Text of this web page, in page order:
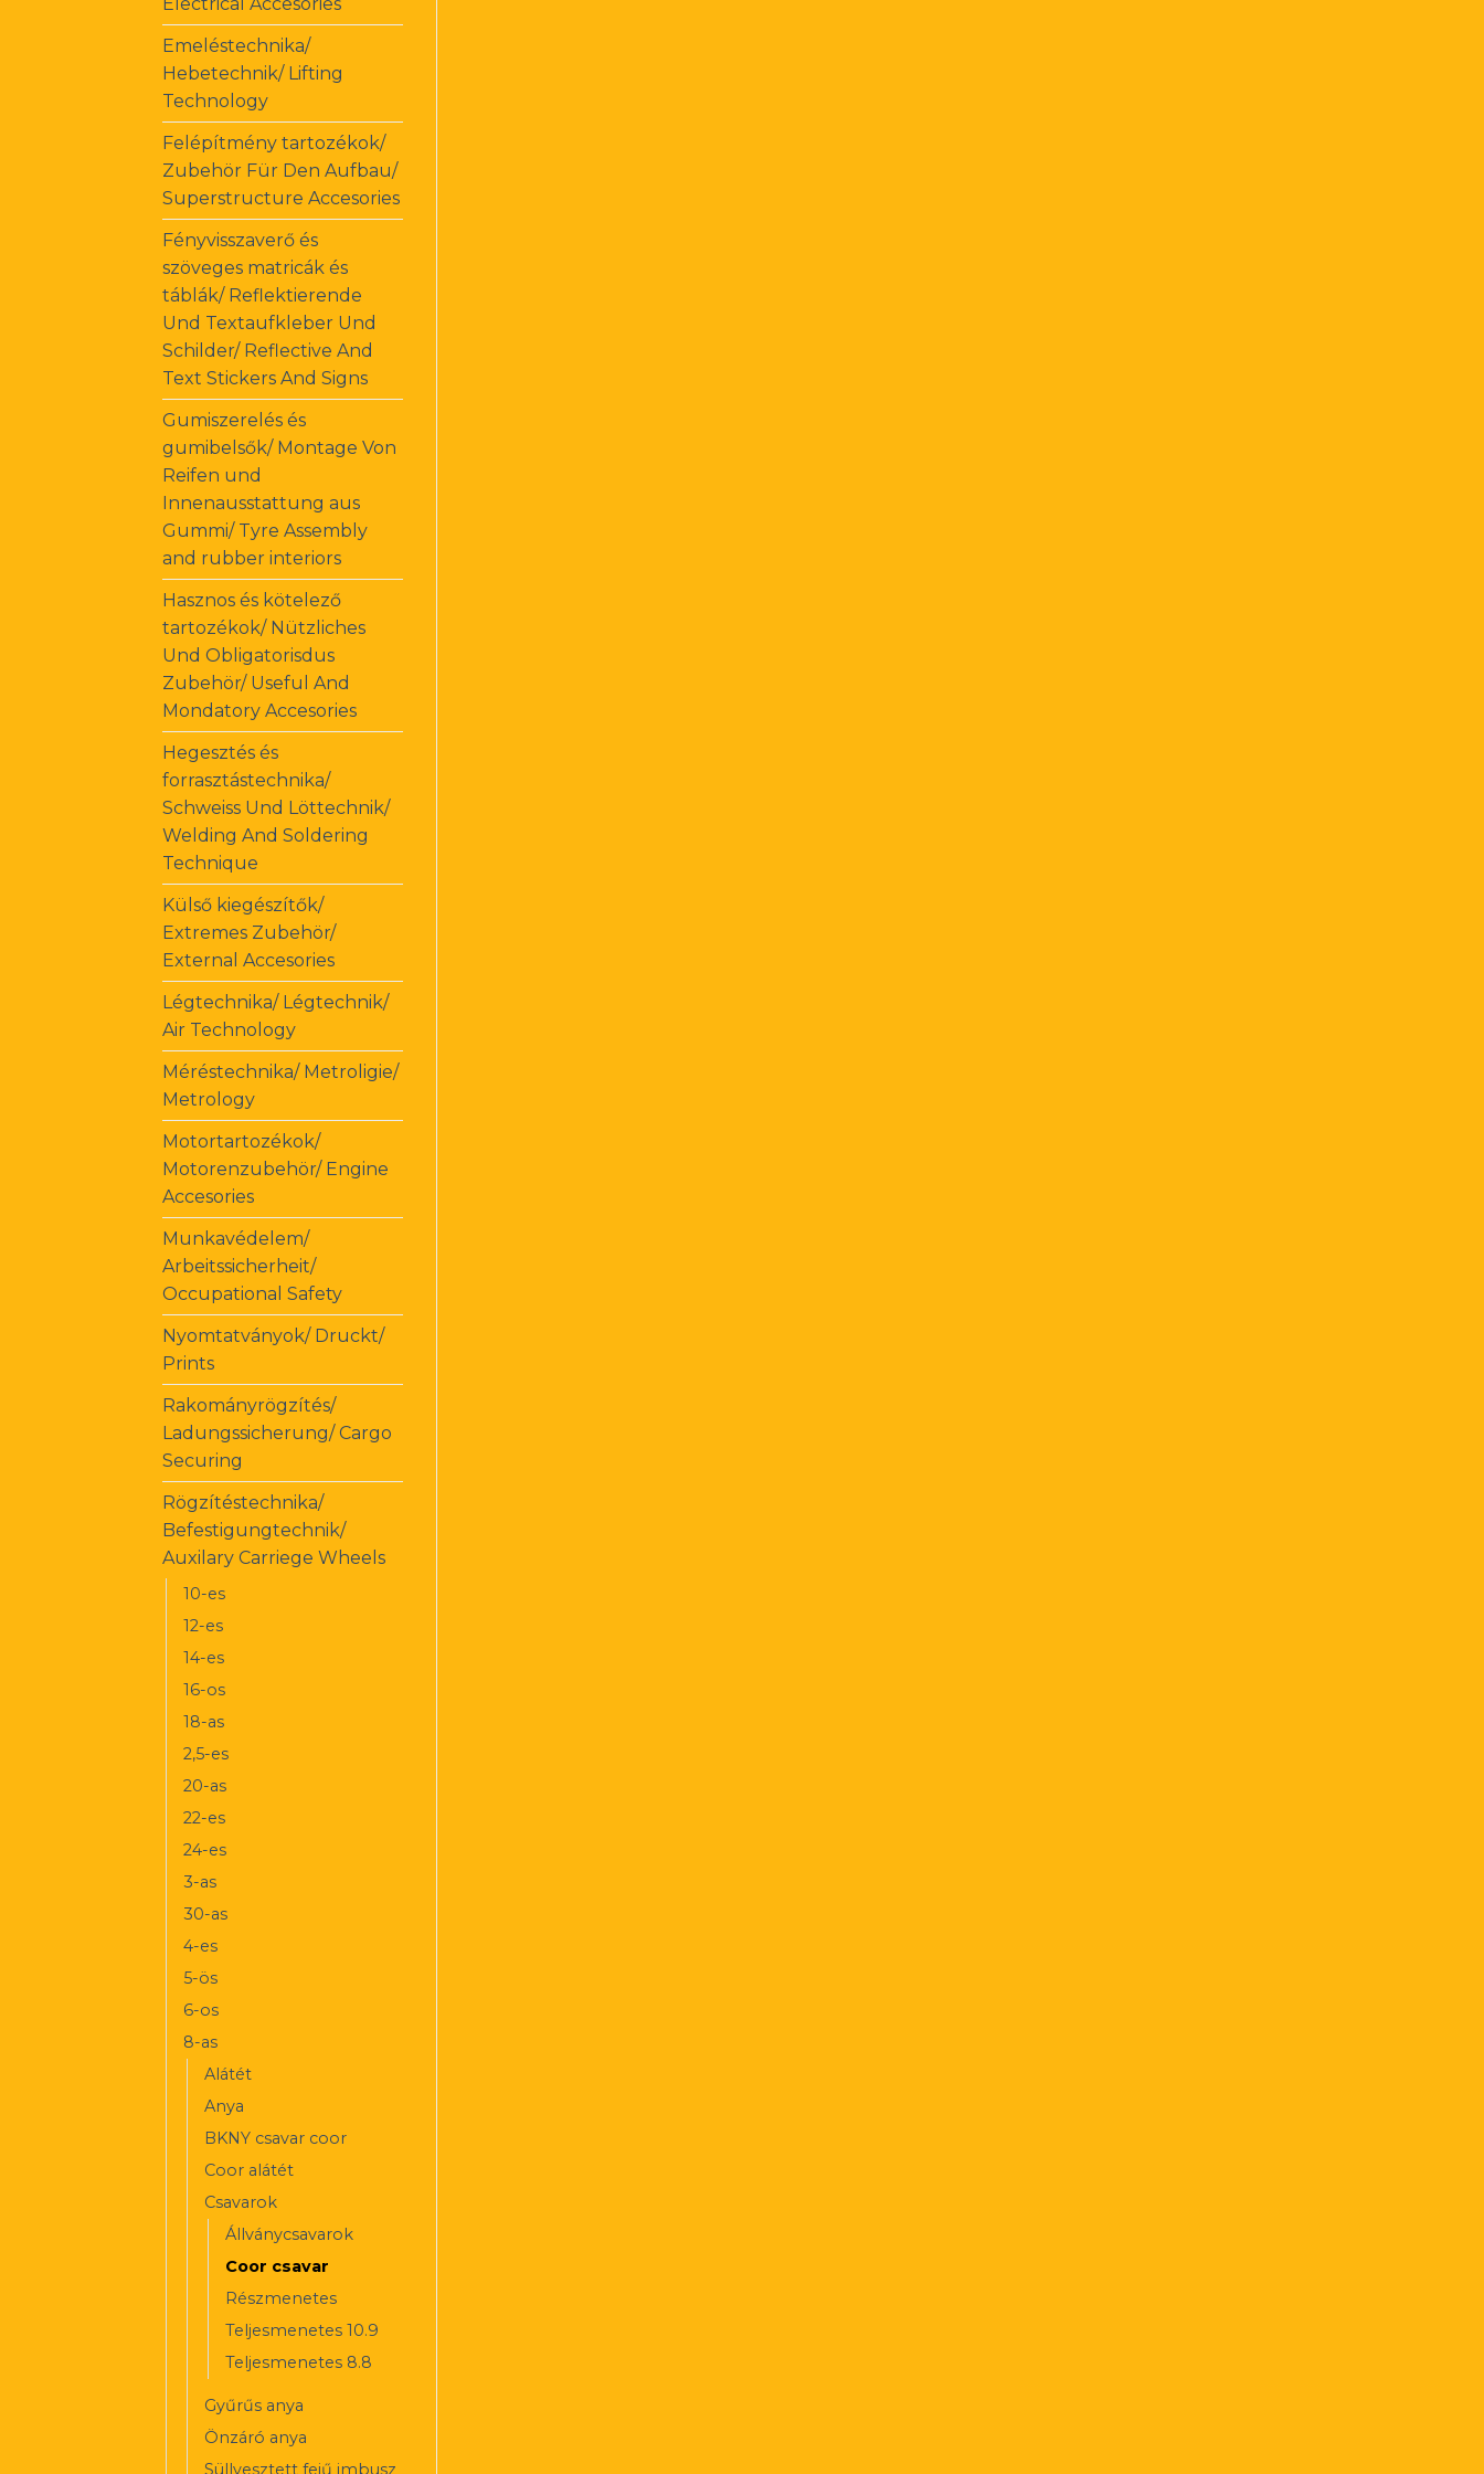
Emeléstechnika/
Hebetechnik/ Lifting
Technology
Felépítmény tartozékok/
Zubehör Für Den Aufbau/
Superstructure Accesories
Fényvisszaverő és
szöveges matricák és
táblák/ Reflektierende
Und Textaufkleber Und
Schilder/ Reflective And
Text Stickers And Signs
Gumiszerelés és
gumibelsők/ Montage Von
Reifen und
Innenausstattung aus
Gummi/ Tyre Assembly
and rubber interiors
Hasznos és kötelező
tartozékok/ Nützliches
Und Obligatorisdus
Zubehör/ Useful And
Mondatory Accesories
Hegesztés és
forrasztástechnika/
Schweiss Und Löttechnik/
Welding And Soldering
Technique
Külső kiegészítők/
Extremes Zubehör/
External Accesories
Légtechnika/ Légtechnik/
Air Technology
Méréstechnika/ Metroligie/
Metrology
Motortartozékok/
Motorenzubehör/ Engine
Accesories
Munkavédelem/
Arbeitssicherheit/
Occupational Safety
Nyomtatványok/ Druckt/
Prints
Rakományrögzítés/
Ladungssicherung/ Cargo
Securing
Rögzítéstechnika/
Befestigungtechnik/
Auxilary Carriege Wheels
10-es
12-es
14-es
16-os
18-as
2,5-es
20-as
22-es
24-es
3-as
30-as
4-es
5-ös
6-os
8-as
Alátét
Anya
BKNY csavar coor
Coor alátét
Csavarok
Állványcsavarok
Coor csavar
Részmenetes
Teljesmenetes 10.9
Teljesmenetes 8.8
Gyűrűs anya
Önzáró anya
Süllyesztett fejű imbusz